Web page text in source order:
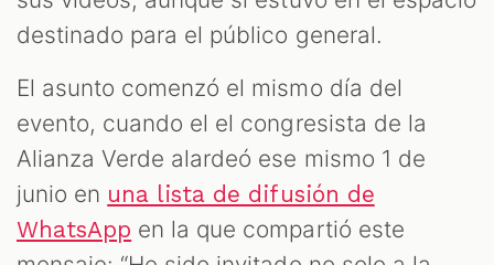
destinado para el público general.
El asunto comenzó el mismo día del
evento, cuando el el congresista de la
Alianza Verde alardeó ese mismo 1 de
junio en una lista de difusión de
WhatsApp en la que compartió este